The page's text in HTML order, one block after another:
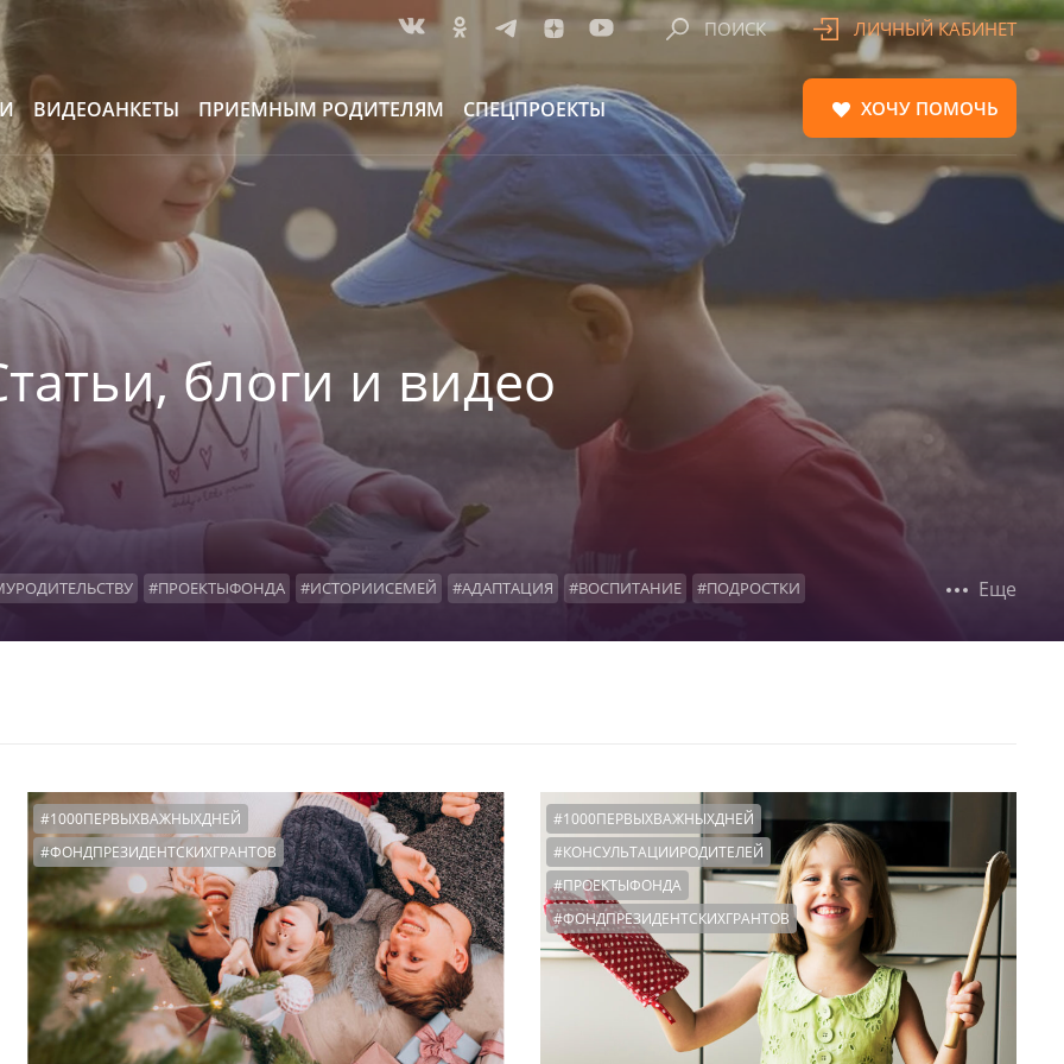
ВИДЕОАНКЕТЫ ПРИЕМНЫМ РОДИТЕЛЯМ СПЕЦПРОЕКТЫ
ПОИСК ЛИЧНЫЙ КАБИНЕТ
ХОЧУ ПОМОЧЬ
блоги и видео
#ПРОЕКТЫФОНДА #ИСТОРИИСЕМЕЙ #АДАПТАЦИЯ #ВОСПИТАНИЕ
#ПОДРОСТКИ
#ОРГАНЫОПЕКИ #ДОИПОСЛЕ #ПРЯМОЙЭФИР #ОТЧЕТЫФОНДА #ВОЗВРАТЫ
#ТАЙНАУСЫНОВЛЕНИЯ
Еще
#1000ПЕРВЫХВАЖНЫХДНЕЙ
#ФОНДПРЕЗИДЕНТСКИХГРАНТОВ
#1000ПЕРВЫХВАЖНЫХДНЕЙ
#КОНСУЛЬТАЦИИРОДИТЕЛЕЙ
#ПРОЕКТЫФОНДА
#ФОНДПРЕЗИДЕНТСКИХГРАНТОВ